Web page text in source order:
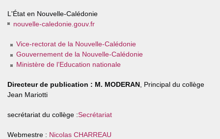
L'État en Nouvelle-Calédonie
nouvelle-caledonie.gouv.fr
Vice-rectorat de la Nouvelle-Calédonie
Gouvernement de la Nouvelle-Calédonie
Ministère de l’Education nationale
Directeur de publication : M. MODERAN , Principal du collège
Jean Mariotti
secrétariat du collège :Secrétariat
Webmestre : Nicolas CHARREAU